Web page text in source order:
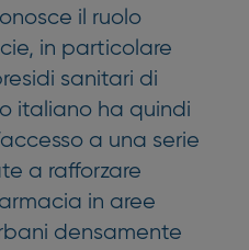
il ruolo
in particolare
sanitari di
italiano ha quindi
a una serie
a rafforzare
in aree
densamente